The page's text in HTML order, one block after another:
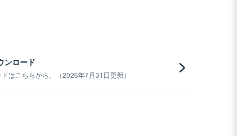
ンロード
はこちらから。（2026年7月31日更新）